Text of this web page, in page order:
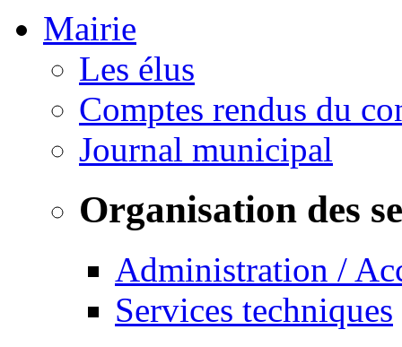
Mairie
Les élus
Comptes rendus du
Journal municipal
Organisation des
Administration /
Services techniques